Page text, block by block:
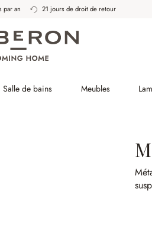
par an 21 jours de droit de retour
Salle de bains Meubles